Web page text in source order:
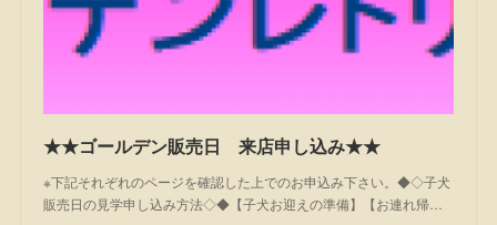
★★ゴールデン販売日 来店申し込み★★
※下記それぞれのページを確認した上でのお申込み下さい。◆◇子犬
販売日の見学申し込み方法◇◆【子犬お迎えの準備】【お連れ帰…